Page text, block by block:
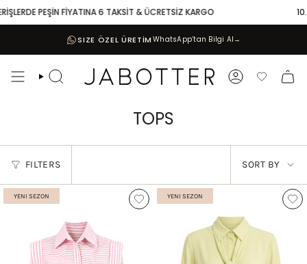
Skip
toPEŞİN FİYATINA 6 TAKSİT & ÜCRETSİZ KARGO 10.000 TL
SIZE ÖZEL ÜRETİM WhatsApp’tan Bilgi Al →
Search Account
TOPS
FILTERS
SORT
BY
SORT BY
YENI SEZON YENI SEZON